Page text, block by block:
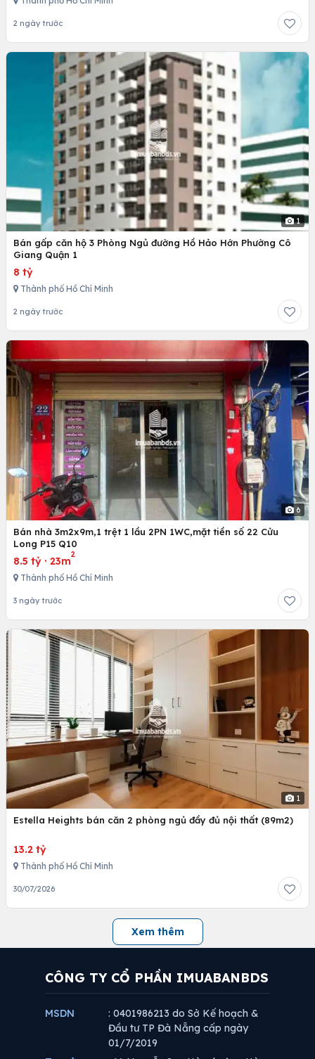
2 ngày trước
1
Bán gấp căn hộ 3 Phòng Ngủ đường Hồ Hảo Hớn Phường Cô
Giang Quận 1
8 tỷ
Thành phố Hồ Chí Minh
2 ngày trước
6
Bán nhà 3m2x9m,1 trệt 1 lầu 2PN 1WC,mặt tiền số 22 Cửu
Long P15 Q10
8.5 tỷ · 23m
2
Thành phố Hồ Chí Minh
3 ngày trước
1
Estella Heights bán căn 2 phòng ngủ đầy đủ nội thất (89m2)
13.2 tỷ
Thành phố Hồ Chí Minh
30/07/2026
Xem thêm
CÔNG TY CỔ PHẦN IMUABANBDS
MSDN
: 0401986213 do Sở Kế hoạch &
Đầu tư TP Đà Nẵng cấp ngày
01/7/2019